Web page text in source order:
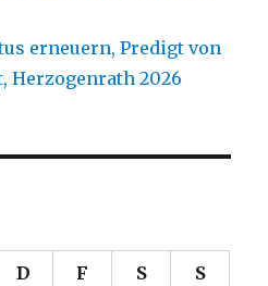
erneuern, Predigt von
Herzogenrath 2026
D F S S